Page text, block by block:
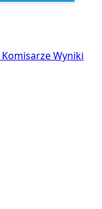
KomisarzeWyniki